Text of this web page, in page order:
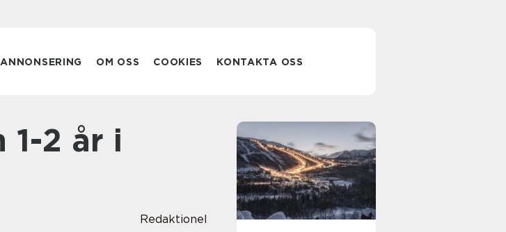
ANNONSERING OM OSS COOKIES KONTAKTA OSS
Redaktionel